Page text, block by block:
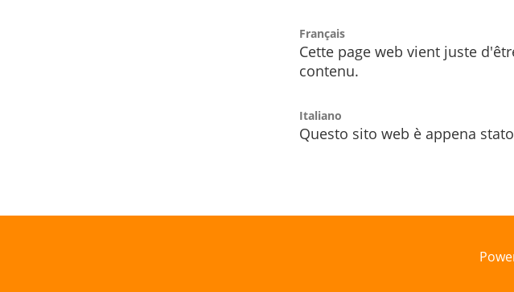
Français
Cette page web vient juste
contenu.
Italiano
Questo sito web è appena